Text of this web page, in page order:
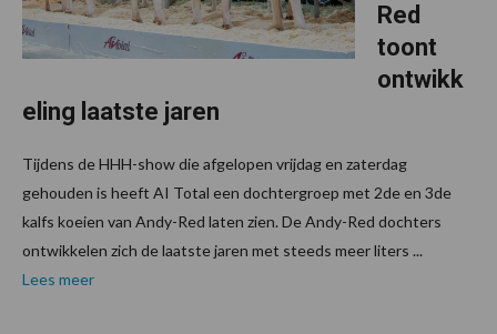
Red
toont
ontwikk
eling laatste jaren
Tijdens de HHH-show die afgelopen vrijdag en zaterdag
gehouden is heeft AI Total een dochtergroep met 2de en 3de
kalfs koeien van Andy-Red laten zien. De Andy-Red dochters
ontwikkelen zich de laatste jaren met steeds meer liters ...
Lees meer